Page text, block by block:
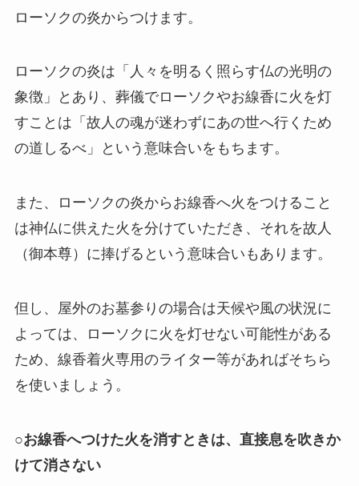
ローソクの炎からつけます。
ローソクの炎は「人々を明るく照らす仏の光明の
象徴」とあり、葬儀でローソクやお線香に火を灯
すことは「故人の魂が迷わずにあの世へ行くため
の道しるべ」という意味合いをもちます。
また、ローソクの炎からお線香へ火をつけること
は神仏に供えた火を分けていただき、それを故人
（御本尊）に捧げるという意味合いもあります。
但し、屋外のお墓参りの場合は天候や風の状況に
よっては、ローソクに火を灯せない可能性がある
ため、線香着火専用のライター等があればそちら
を使いましょう。
○お線香へつけた火を消すときは、直接息を吹きか
けて消さない